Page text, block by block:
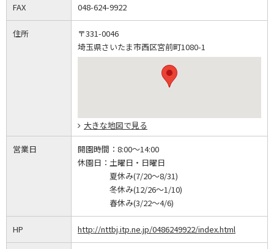
FAX 048-624-9922
住所
〒331-0046
埼玉県さいたま市西区宮前町1080-1
大きな地図で見る
営業日 開園時間： 8:00～14:00
休園日： 土曜日・日曜日
夏休み(7/20～8/31)
冬休み(12/26～1/10)
春休み(3/22～4/6)
HP http://nttbj.itp.ne.jp/0486249922/index.html